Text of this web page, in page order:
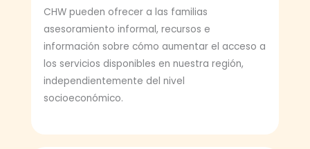
CHW pueden ofrecer a las familias
asesoramiento informal, recursos e
información sobre cómo aumentar el acceso a
los servicios disponibles en nuestra región,
independientemente del nivel
socioeconómico.